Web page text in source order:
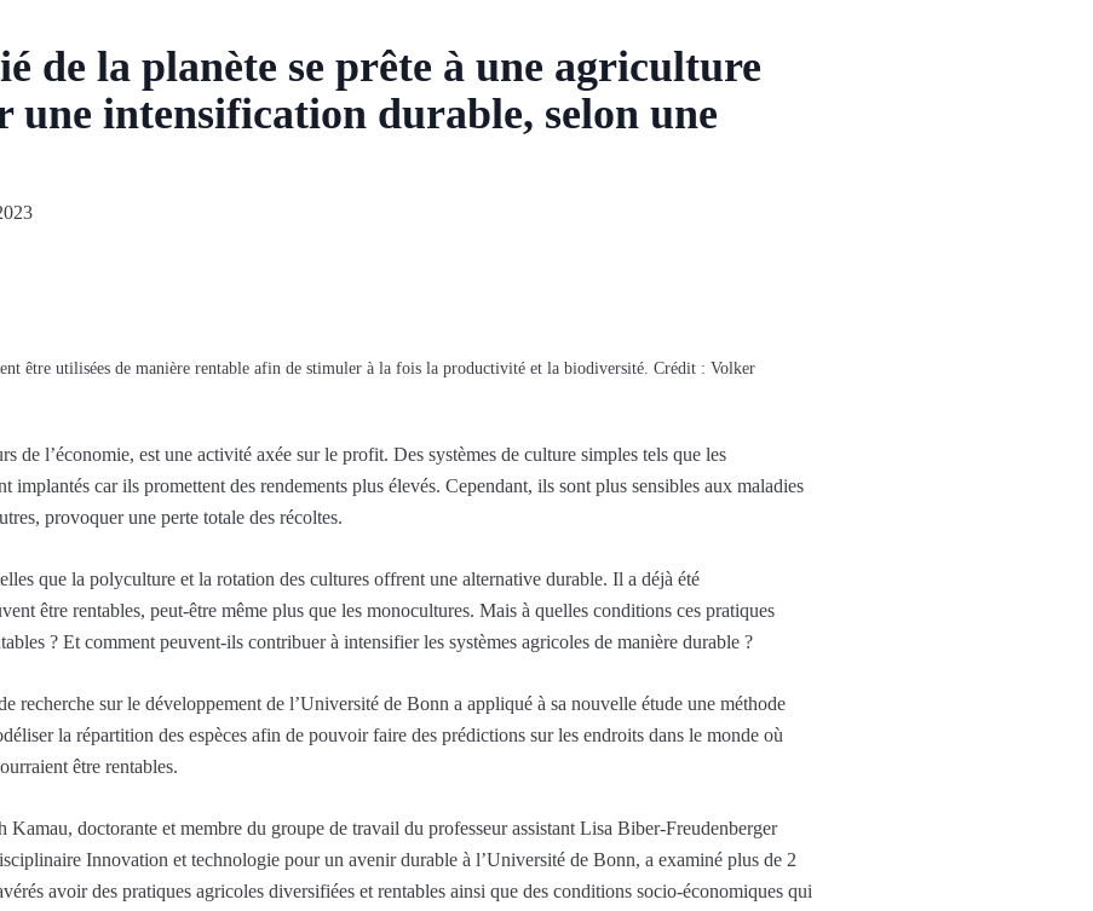
de la planète se prête à une agriculture
une intensification durable, selon une
être utilisées de manière rentable afin de stimuler à la fois la productivité et la biodiversité. Crédit : Volker
de l’économie, est une activité axée sur le profit. Des systèmes de culture simples tels que les
implantés car ils promettent des rendements plus élevés. Cependant, ils sont plus sensibles aux maladies
provoquer une perte totale des récoltes.
que la polyculture et la rotation des cultures offrent une alternative durable. Il a déjà été
être rentables, peut-être même plus que les monocultures. Mais à quelles conditions ces pratiques
? Et comment peuvent-ils contribuer à intensifier les systèmes agricoles de manière durable ?
recherche sur le développement de l’Université de Bonn a appliqué à sa nouvelle étude une méthode
la répartition des espèces afin de pouvoir faire des prédictions sur les endroits dans le monde où
être rentables.
doctorante et membre du groupe de travail du professeur assistant Lisa Biber-Freudenberger
Innovation et technologie pour un avenir durable à l’Université de Bonn, a examiné plus de 2
avoir des pratiques agricoles diversifiées et rentables ainsi que des conditions socio-économiques qui